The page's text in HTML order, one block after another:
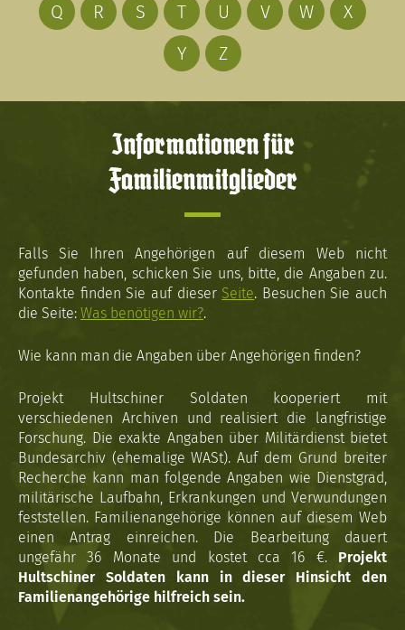
Q
R S T U V W
X
Y
Z
Informationen für
Familienmitglieder
Falls Sie Ihren Angehörigen auf diesem Web nicht
gefunden haben, schicken Sie uns, bitte, die Angaben zu.
Kontakte finden Sie auf dieser Seite. Besuchen Sie auch
die Seite: Was benötigen wir?.
Wie kann man die Angaben über Angehörigen finden?
Projekt Hultschiner Soldaten kooperiert mit
verschiedenen Archiven und realisiert die langfristige
Forschung. Die exakte Angaben über Militärdienst bietet
Bundesarchiv (ehemalige WASt). Auf dem Grund breiter
Recherche kann man folgende Angaben wie Dienstgrad,
militärische Laufbahn, Erkrankungen und Verwundungen
feststellen. Familienangehörige können auf diesem Web
einen Antrag einreichen. Die Bearbeitung dauert
ungefähr 36 Monate und kostet cca 16 €. Projekt
Hultschiner Soldaten kann in dieser Hinsicht den
Familienangehörige hilfreich sein.